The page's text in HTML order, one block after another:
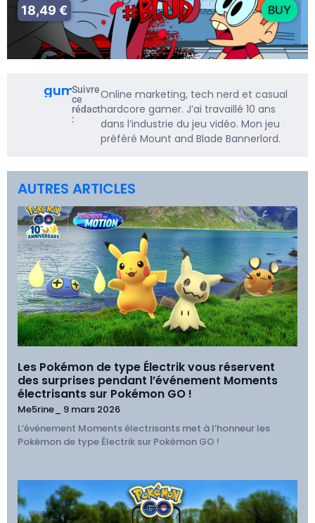
18,49 € BUY
gumbarf
Suivre
ce
rédacteur
:
Online marketing, tech nerd et casual
hardcore gamer. J’ai travaillé 10 ans
dans l’industrie du jeu vidéo. Mon jeu
préféré Mount and Blade Bannerlord.
AUTRES ARTICLES
Les Pokémon de type Électrik vous réservent
des surprises pendant l’événement Moments
électrisants sur Pokémon GO !
Me5rine_ 9 mars 2026
L’événement Moments électrisants met à l’honneur les
Pokémon de type Électrik sur Pokémon GO !